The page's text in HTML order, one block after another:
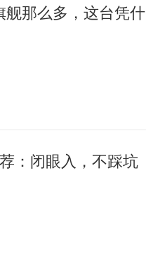
那么多，这台凭什
：闭眼入，不踩坑